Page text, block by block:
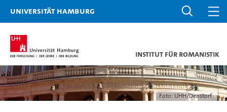
Universität Hamburg
Institut für Romanistik
Foto: UHH/Denstorf